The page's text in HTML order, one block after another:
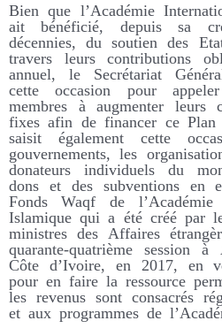
Bien que l’Académie
ait bénéficié, depuis sa
décennies, du soutien des
travers leurs contributions
annuel, le Secrétariat
cette occasion pour
membres à augmenter leurs
fixes afin de financer ce Plan
saisit également cette
gouvernements, les
donateurs individuels du
dons et des subventions en
Fonds Waqf de
Islamique qui a été créé par
ministres des Affaires
quarante-quatrième session
Côte d’Ivoire, en 2017, en
pour en faire la ressource
les revenus sont consacrés
et aux programmes de